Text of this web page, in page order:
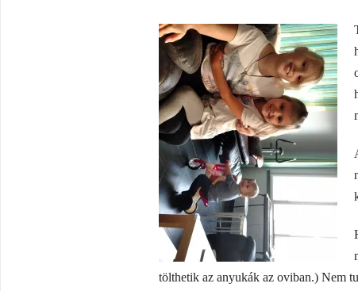
tölthetik az anyukák az oviban.) Nem